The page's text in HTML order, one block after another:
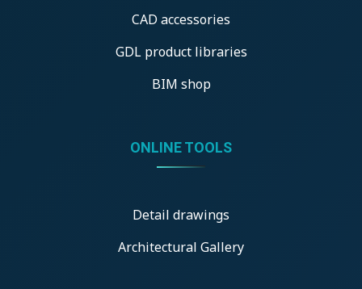
CAD accessories
GDL product libraries
BIM shop
ONLINE TOOLS
Detail drawings
Architectural Gallery